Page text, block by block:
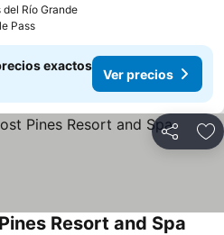
Río Grande
Pass
exactos
Ver precios
Compartir
Resort and Spa